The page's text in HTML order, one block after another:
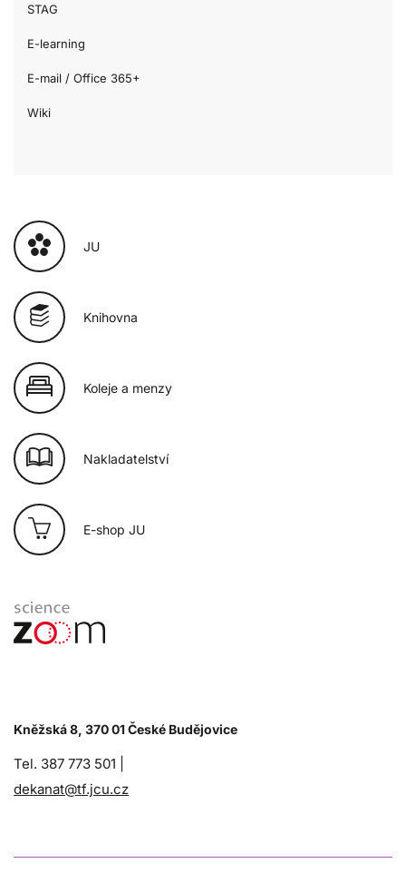
STAG
E-learning
E-mail / Office 365+
Wiki
JU
Knihovna
Koleje a menzy
Nakladatelství
E-shop JU
Kněžská 8, 370 01 České Budějovice
Tel. 387 773 501 |
dekanat@tf.jcu.cz